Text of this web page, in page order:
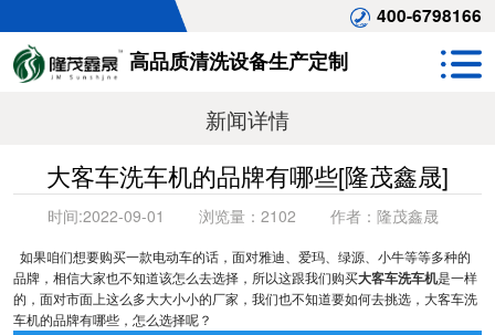
400-6798166
高品质清洗设备生产定制
新闻详情
大客车洗车机的品牌有哪些[隆茂鑫晟]
时间:2022-09-01 浏览量： 2102 作者： 隆茂鑫晟
如果咱们想要购买一款电动车的话，面对雅迪、爱玛、绿源、小牛等等多种的
品牌，相信大家也不知道该怎么去选择，所以这跟我们购买大客车洗车机是一样
的，面对市面上这么多大大小小的厂家，我们也不知道要如何去挑选，大客车洗
车机的品牌有哪些，怎么选择呢？